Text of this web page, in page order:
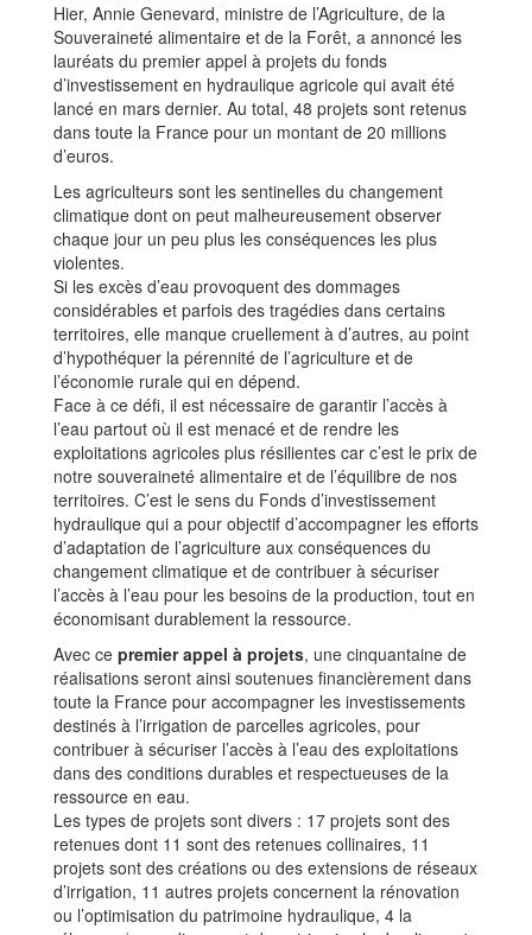
Hier, Annie Genevard, ministre de l’Agriculture, de la
Souveraineté alimentaire et de la Forêt, a annoncé les
lauréats du premier appel à projets du fonds
d’investissement en hydraulique agricole qui avait été
lancé en mars dernier. Au total, 48 projets sont retenus
dans toute la France pour un montant de 20 millions
d’euros.
Les agriculteurs sont les sentinelles du changement
climatique dont on peut malheureusement observer
chaque jour un peu plus les conséquences les plus
violentes.
Si les excès d’eau provoquent des dommages
considérables et parfois des tragédies dans certains
territoires, elle manque cruellement à d’autres, au point
d’hypothéquer la pérennité de l’agriculture et de
l’économie rurale qui en dépend.
Face à ce défi, il est nécessaire de garantir l’accès à
l’eau partout où il est menacé et de rendre les
exploitations agricoles plus résilientes car c’est le prix de
notre souveraineté alimentaire et de l’équilibre de nos
territoires. C’est le sens du Fonds d’investissement
hydraulique qui a pour objectif d’accompagner les efforts
d’adaptation de l’agriculture aux conséquences du
changement climatique et de contribuer à sécuriser
l’accès à l’eau pour les besoins de la production, tout en
économisant durablement la ressource.
Avec ce premier appel à projets, une cinquantaine de
réalisations seront ainsi soutenues financièrement dans
toute la France pour accompagner les investissements
destinés à l’irrigation de parcelles agricoles, pour
contribuer à sécuriser l’accès à l’eau des exploitations
dans des conditions durables et respectueuses de la
ressource en eau.
Les types de projets sont divers : 17 projets sont des
retenues dont 11 sont des retenues collinaires, 11
projets sont des créations ou des extensions de réseaux
d’irrigation, 11 autres projets concernent la rénovation
ou l’optimisation du patrimoine hydraulique, 4 la